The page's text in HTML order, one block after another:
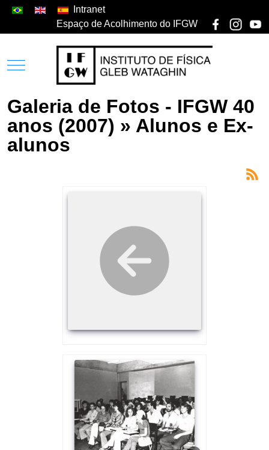
Intranet
Espaço de Acolhimento do IFGW
Galeria de Fotos - IFGW 40
anos (2007) » Alunos e Ex-
alunos